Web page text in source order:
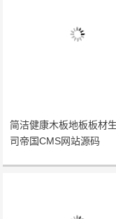
简洁健康木板地板板材
司帝国CMS网站源码